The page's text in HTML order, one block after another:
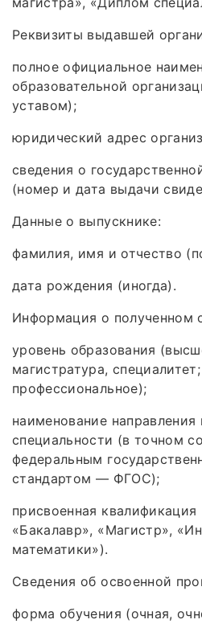
Реквизиты выдавшей
полное официальное
образовательной
уставом);
юридический адрес
сведения о
(номер и дата выдачи
Данные о выпускнике:
фамилия, имя и отчество
дата рождения (иногда).
Информация о полученном
уровень образования
магистратура,
профессиональное);
наименование направления
специальности (в точном
федеральным
стандартом — ФГОС);
присвоенная
«Бакалавр», «Магистр»,
математики»).
Сведения об освоенной
форма обучения (очная,